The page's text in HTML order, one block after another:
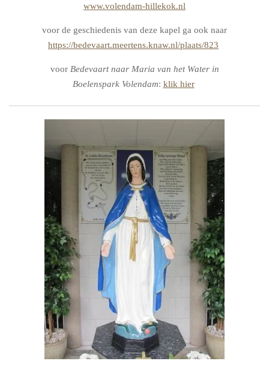
www.volendam-hillekok.nl
voor de geschiedenis van deze kapel ga ook naar
https://bedevaart.meertens.knaw.nl/plaats/823
voor Bedevaart naar Maria van het Water in
Boelenspark Volendam: klik hier